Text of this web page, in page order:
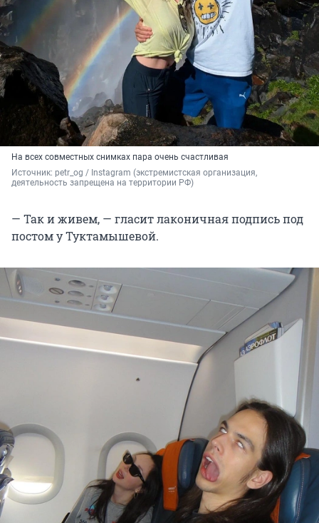
На всех совместных снимках пара очень счастливая
Источник: petr_og / Instagram (экстремистская организация,
деятельность запрещена на территории РФ)
— Так и живем, — гласит лаконичная подпись под
постом у Туктамышевой.